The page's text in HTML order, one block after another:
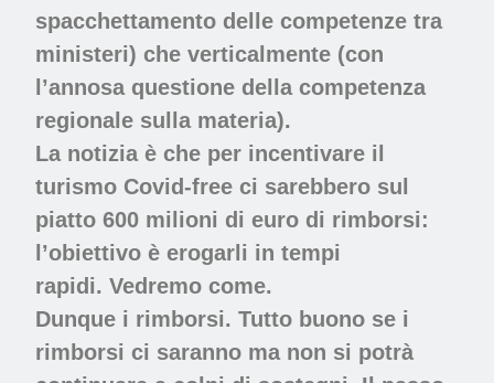
spacchettamento delle competenze tra
ministeri) che verticalmente (con
l’annosa questione della competenza
regionale sulla materia).
La notizia è che per incentivare il
turismo Covid-free ci sarebbero sul
piatto 600 milioni di euro di rimborsi:
l’obiettivo è erogarli in tempi
rapidi. Vedremo come.
Dunque i rimborsi. Tutto buono se i
rimborsi ci saranno ma non si potrà